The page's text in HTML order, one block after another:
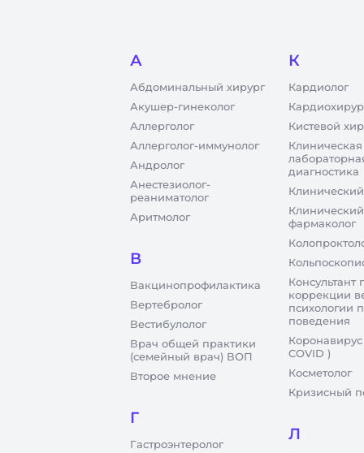
А
Абдоминальный хирург
Акушер-гинеколог
Аллерголог
Аллерголог-иммунолог
Андролог
Анестезиолог-
реаниматолог
Аритмолог
В
Вакцинопрофилактика
Вертебролог
Вестибулолог
Врач общей практики
(семейный врач) ВОП
Второе мнение
Г
Гастроэнтеролог
К
Кардиолог
Кистевой
Клиническая
диагностика
Клинический
фармаколог
Консультант
коррекции
психологии
поведения
COVID )
Косметолог
Кризисный
Л